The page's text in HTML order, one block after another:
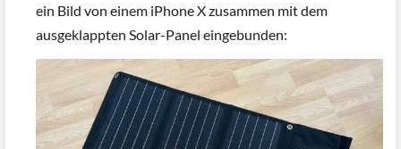
ein Bild von einem iPhone X zusammen mit dem
ausgeklappten Solar-Panel eingebunden: